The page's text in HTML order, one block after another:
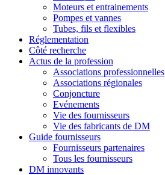
Moteurs et entrainements
Pompes et vannes
Tubes, fils et flexibles
Réglementation
Côté recherche
Actus de la profession
Associations professionnelles
Associations régionales
Conjoncture
Evénements
Vie des fournisseurs
Vie des fabricants de DM
Guide fournisseurs
Fournisseurs partenaires
Tous les fournisseurs
DM innovants